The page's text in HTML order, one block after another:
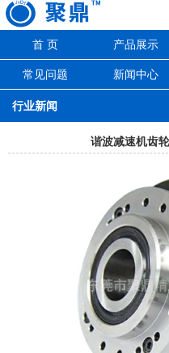
首 页 产品展示
常见问题 新闻中心
行业新闻
谐波减速机齿